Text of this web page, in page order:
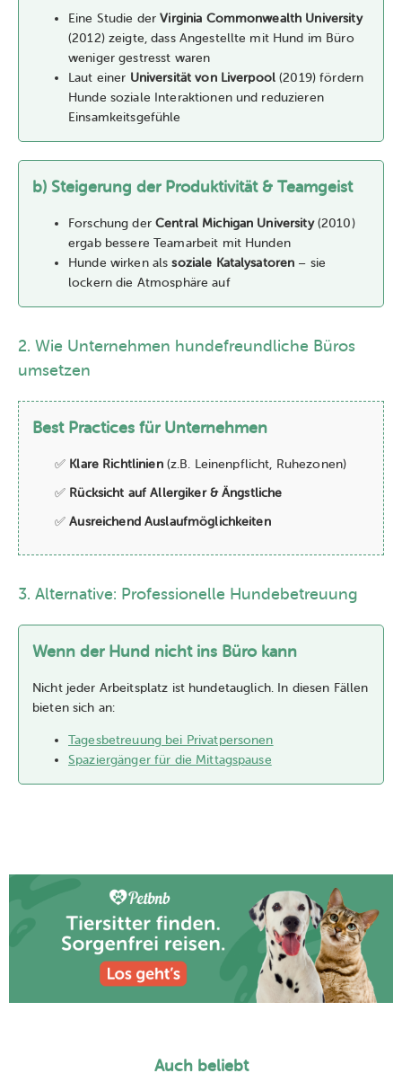
Eine Studie derVirginia Commonwealth University
(2012) zeigte, dass Angestellte mit Hund im Büro
weniger gestresst waren
Laut einer Universität von Liverpool (2019) fördern
Hunde soziale Interaktionen und reduzieren
Einsamkeitsgefühle
b) Steigerung der Produktivität & Teamgeist
Forschung der Central Michigan University(2010)
ergab bessere Teamarbeit mit Hunden
Hunde wirken alssoziale Katalysatoren – sie
lockern die Atmosphäre auf
2. Wie Unternehmen hundefreundliche Büros
umsetzen
Best Practices für Unternehmen
✅ Klare Richtlinien(z.B. Leinenpflicht, Ruhezonen)
✅ Rücksicht auf Allergiker & Ängstliche
✅Ausreichend Auslaufmöglichkeiten
3. Alternative: Professionelle Hundebetreuung
Wenn der Hund nicht ins Büro kann
Nicht jeder Arbeitsplatz ist hundetauglich. In diesen Fällen
bieten sich an:
Tagesbetreuung bei Privatpersonen
Spaziergänger für die Mittagspause
Auch beliebt